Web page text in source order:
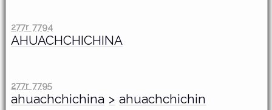
277r 7794
AHUACHCHICHINA
277r 7795
ahuachchichina > ahuachchichin